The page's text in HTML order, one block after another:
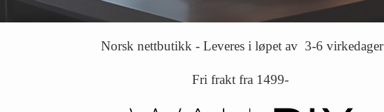
Norsk nettbutikk - Leveres i løpet av 3-6 virkedager
Fri frakt fra 1499-